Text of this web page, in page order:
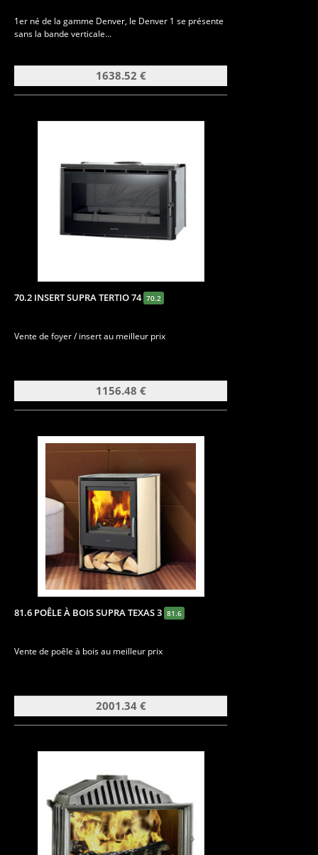
1er né de la gamme Denver, le Denver 1 se présente
sans la bande verticale...
1638.52 €
70.2 INSERT SUPRA TERTIO 74 70.2
Vente de foyer / insert au meilleur prix
1156.48 €
81.6 POÊLE À BOIS SUPRA TEXAS 3 81.6
Vente de poêle à bois au meilleur prix
2001.34 €